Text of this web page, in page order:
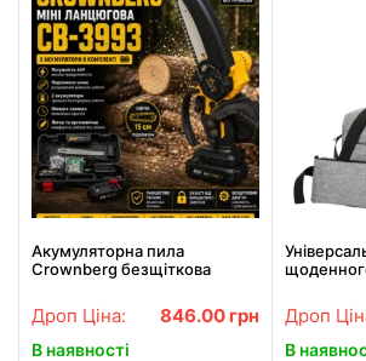
Акумуляторна пила
Crownberg безщіткова
кейсом та 2 акумуляторами
64V
Дроп Ціна: 846.00 грн
В наявності
Сумка
Дроп
В